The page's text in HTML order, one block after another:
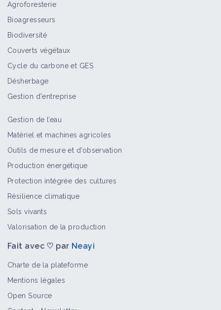
Agroforesterie
Bioagresseurs
Biodiversité
Couverts végétaux
Cycle du carbone et GES
Désherbage
Gestion d'entreprise
Gestion de l’eau
Matériel et machines agricoles
Outils de mesure et d’observation
Production énergétique
Protection intégrée des cultures
Résilience climatique
Sols vivants
Valorisation de la production
Fait avec ♡ par Neayi
Charte de la plateforme
Mentions légales
Open Source